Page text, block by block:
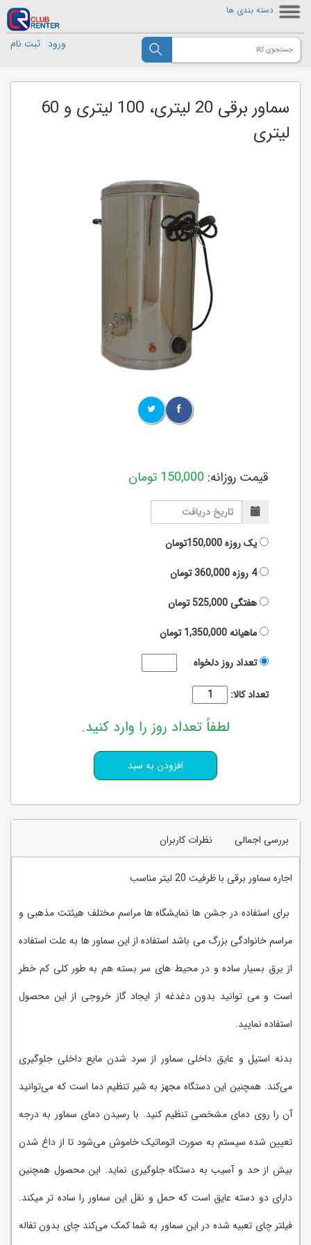
دسته بندی ها
ورود ثبت نام
سماور برقی 20 لیتری، 100 لیتری و 60
لیتری
قیمت روزانه: 150,000 تومان
یک روزه150,000تومان
4 روزه
360,000تومان
هفتگی525,000تومان
ماهیانه1,350,000تومان
تعداد روز دلخواه
تعداد کالا:
لطفاً تعداد روز را وارد کنید.
بررسی اجمالی نظرات کاربران
اجاره سماور برقی با ظرفیت 20 لیتر مناسب
برای استفاده در جشن ها نمایشگاه ها مراسم مختلف هیئتت مذهبی و
مراسم خانوادگی بزرگ می باشد استفاده از این سماور ها به علت استفاده
از برق بسیار ساده و در محیط های سر بسته هم به طور کلی کم خطر
است و می توانید بدون دغدغه از ایجاد گاز خروجی از این محصول
استفاده نمایید.
بدنه استیل و عایق داخلی سماور از سرد شدن مایع داخلی جلوگیری
می‌کند. همچنین این دستگاه مجهز به شیر تنظیم دما است که می‌توانید
آن را روی دمای مشخصی تنظیم کنید. با رسیدن دمای سماور به درجه
تعیین شده سیستم به صورت اتوماتیک خاموش می‌شود تا از داغ شدن
بیش از حد و آسیب به دستگاه جلوگیری نماید. این محصول همچنین
دارای دو دسته عایق است که حمل و نقل این سماور را ساده تر می‎کند.
فیلتر چای تعبیه شده در این سماور به شما کمک می‌کند چای بدون تفاله